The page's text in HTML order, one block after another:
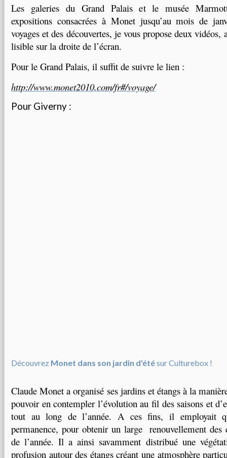
Les galeries du Grand Palais et le musée
expositions consacrées à Monet jusqu’au mois de
voyages et des découvertes, je vous propose deux vidéos,
lisible sur la droite de l’écran.
Pour le Grand Palais, il suffit de suivre le lien :
http://www.monet2010.com/fr#/voyage/
Pour Giverny :
Découvrez Monet dans son jardin d'étésur Culturebox !
Claude Monet a organisé ses jardins et étangs à la
pouvoir en contempler l’évolution au fil des saisons et
tout au long de l’année. A ces fins, il employait
permanence, pour obtenir un large renouvellement des
de l’année. Il a ainsi savamment distribué une
profusion autour des étangs créant une atmosphère